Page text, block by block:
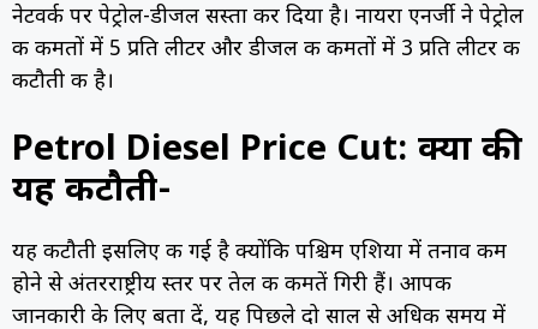
नेटवर्क पर पेट्रोल-डीजल सस्ता कर दिया है। नायरा एनर्जी ने पेट्रोल
की कीमतों में ₹5 प्रति लीटर और डीजल की कीमतों में ₹3 प्रति लीटर की
कटौती की है।
Petrol Diesel Price Cut: क्यों की
यह कटौती-
यह कटौती इसलिए की गई है क्योंकि पश्चिम एशिया में तनाव कम
होने से अंतरराष्ट्रीय स्तर पर तेल की कीमतें गिरी हैं। आपकी
जानकारी के लिए बता दें, यह पिछले दो साल से अधिक समय में